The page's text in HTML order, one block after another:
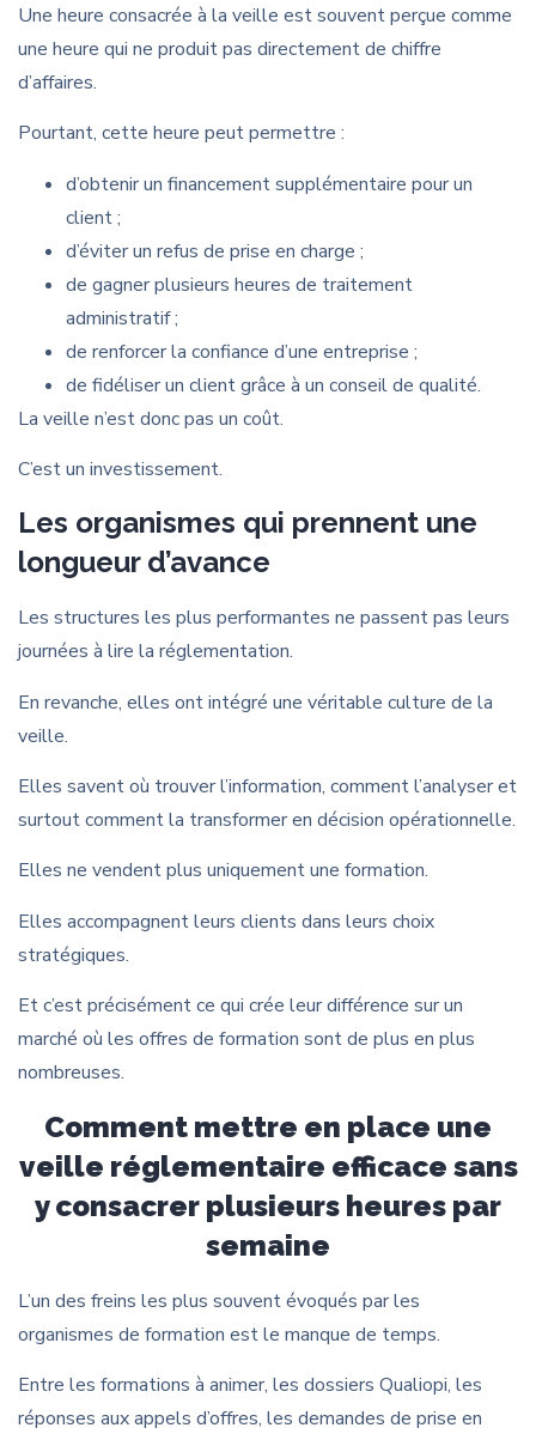
Une heure consacrée à la veille est souvent perçue comme
une heure qui ne produit pas directement de chiffre
d’affaires.
Pourtant, cette heure peut permettre :
d’obtenir un financement supplémentaire pour un
client ;
d’éviter un refus de prise en charge ;
de gagner plusieurs heures de traitement
administratif ;
de renforcer la confiance d’une entreprise ;
de fidéliser un client grâce à un conseil de qualité.
La veille n’est donc pas un coût.
C’est un investissement.
Les organismes qui prennent une
longueur d’avance
Les structures les plus performantes ne passent pas leurs
journées à lire la réglementation.
En revanche, elles ont intégré une véritable culture de la
veille.
Elles savent où trouver l’information, comment l’analyser et
surtout comment la transformer en décision opérationnelle.
Elles ne vendent plus uniquement une formation.
Elles accompagnent leurs clients dans leurs choix
stratégiques.
Et c’est précisément ce qui crée leur différence sur un
marché où les offres de formation sont de plus en plus
nombreuses.
Comment mettre en place une
veille réglementaire efficace sans
y consacrer plusieurs heures par
semaine
L’un des freins les plus souvent évoqués par les
organismes de formation est le manque de temps.
Entre les formations à animer, les dossiers Qualiopi, les
réponses aux appels d’offres, les demandes de prise en